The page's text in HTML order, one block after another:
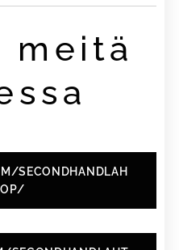
meitä
SECONDHANDLAH